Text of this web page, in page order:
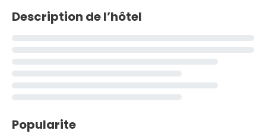
Description de l’hôtel
Popularite